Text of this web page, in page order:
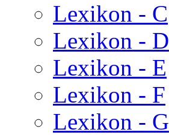
Lexikon - C
Lexikon - D
Lexikon - E
Lexikon - F
Lexikon - G